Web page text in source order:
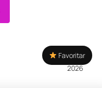
2026
Favoritar